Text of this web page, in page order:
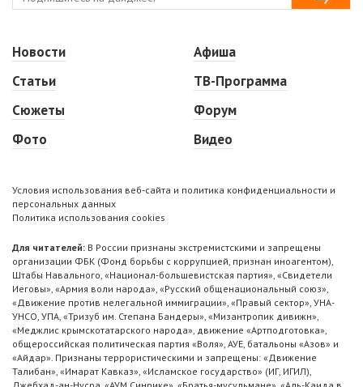
Новости
Статьи
Сюжеты
Фото
Афиша
ТВ-Программа
Форум
Видео
Условия использования веб-сайта и политика конфиденциальности и
персональных данных
Политика использования cookies
Для читателей: В России признаны экстремистскими и запрещены
организации ФБК (Фонд борьбы с коррупцией, признан иноагентом),
Штабы Навального, «Национал-большевистская партия», «Свидетели
Иеговы», «Армия воли народа», «Русский общенациональный союз»,
«Движение против нелегальной иммиграции», «Правый сектор», УНА-
УНСО, УПА, «Тризуб им. Степана Бандеры», «Мизантропик дивижн»,
«Меджлис крымскотатарского народа», движение «Артподготовка»,
общероссийская политическая партия «Воля», АУЕ, батальоны «Азов» и
«Айдар». Признаны террористическими и запрещены: «Движение
Талибан», «Имарат Кавказ», «Исламское государство» (ИГ, ИГИЛ),
Джебхад-ан-Нусра, «АУМ Синрике», «Братья-мусульмане», «Аль-Каида в